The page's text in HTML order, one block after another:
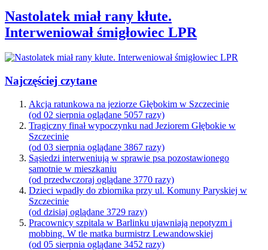
Nastolatek miał rany kłute.
Interweniował śmigłowiec LPR
Najczęściej czytane
Akcja ratunkowa na jeziorze Głębokim w Szczecinie
(od 02 sierpnia oglądane 5057 razy)
Tragiczny finał wypoczynku nad Jeziorem Głębokie w
Szczecinie
(od 03 sierpnia oglądane 3867 razy)
Sąsiedzi interweniują w sprawie psa pozostawionego
samotnie w mieszkaniu
(od przedwczoraj oglądane 3770 razy)
Dzieci wpadły do zbiornika przy ul. Komuny Paryskiej w
Szczecinie
(od dzisiaj oglądane 3729 razy)
Pracownicy szpitala w Barlinku ujawniają nepotyzm i
mobbing. W tle matka burmistrz Lewandowskiej
(od 05 sierpnia oglądane 3452 razy)